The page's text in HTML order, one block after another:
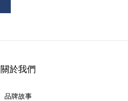
關於我們
品牌故事